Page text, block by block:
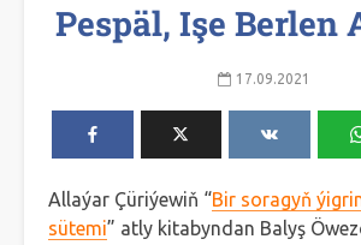
Pespäl, Işe Berlen
17.09.2021
Allaýar Çüriýewiň “Bir soragyň
sütemi” atly kitabyndan Balyş